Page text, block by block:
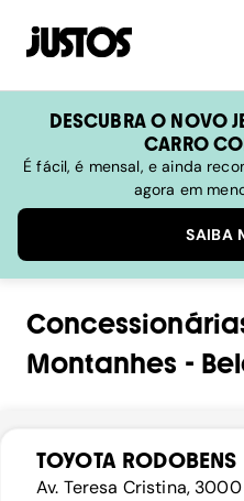
DESCUBRA O NOVO
CARRO
É fácil, é mensal, e ainda
agora em
SAIBA
Montanhes -
TOYOTA RODOBENS
Av. Teresa Cristina,